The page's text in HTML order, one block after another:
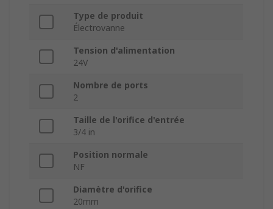
Type de produit
Électrovanne
Tension d'alimentation
24V
Nombre de ports
2
Taille de l'orifice d'entrée
3/4 in
Position normale
NF
Diamètre d'orifice
20mm